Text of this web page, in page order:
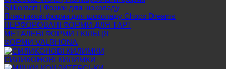
Silikomart | Форми для шоколаду
Пластикові форми для шоколаду Choco Dreams
ПЕРФОРОВАНІ ФОРМИ ДЛЯ ТАРТ
МЕТАЛЕВІ ФОРМИ І КІЛЬЦЯ
ФОРМИ VALRHONA
СИЛИКОНОВІ КИЛИМКИ